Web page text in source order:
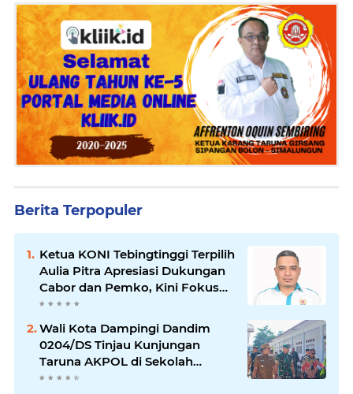
Berita Terpopuler
Ketua KONI Tebingtinggi Terpilih
Aulia Pitra Apresiasi Dukungan
Cabor dan Pemko, Kini Fokus
Menuju PORPROVSU 2026
Wali Kota Dampingi Dandim
0204/DS Tinjau Kunjungan
Taruna AKPOL di Sekolah
Rakyat Tebingtinggi